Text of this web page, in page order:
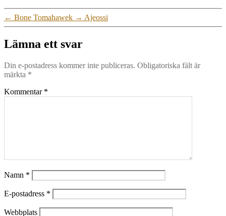
← Bone Tomahawek → Ajeossi
Lämna ett svar
Din e-postadress kommer inte publiceras. Obligatoriska fält är
märkta *
Kommentar *
Namn *
E-postadress *
Webbplats